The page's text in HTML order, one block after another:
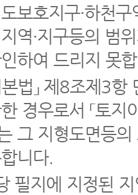
보호지구·하천
역·지구등의 범
하여 드리지 못
본법」 제8조제3
경우로서 「토
그 지형도면등
니다.
필지에 지정된